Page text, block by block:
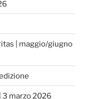
| maggio/giugno
3 marzo 2026